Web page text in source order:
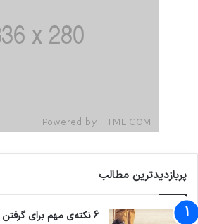
پربازدیدترین مطالب
6 نکته‌ی مهم برای گرفتن عکس‌های جذاب‌تر در سفر